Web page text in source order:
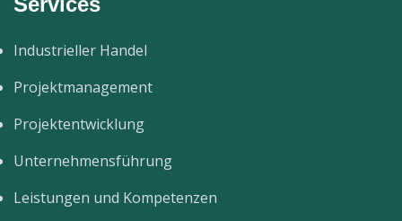
Industrieller Handel
Projektmanagement
Projektentwicklung
Unternehmensführung
Leistungen und Kompetenzen